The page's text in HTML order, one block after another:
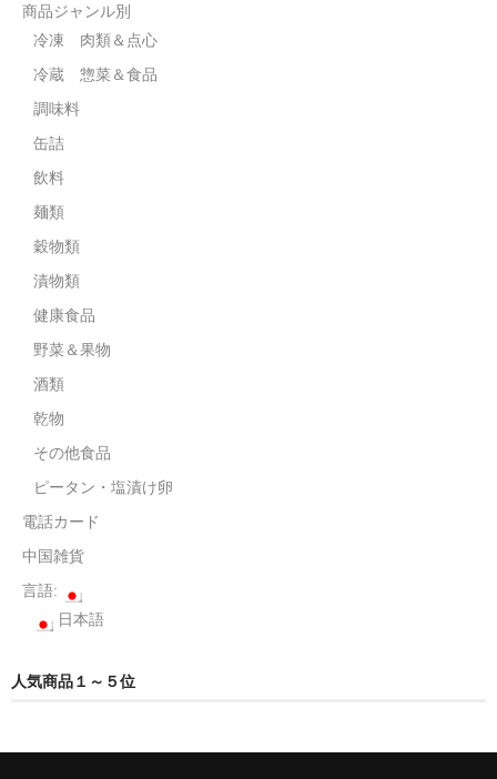
商品ジャンル別
冷凍 肉類＆点心
冷蔵 惣菜＆食品
調味料
缶詰
飲料
麺類
穀物類
漬物類
健康食品
野菜＆果物
酒類
乾物
その他食品
ピータン・塩漬け卵
電話カード
中国雑貨
言語:
日本語
人気商品１～５位